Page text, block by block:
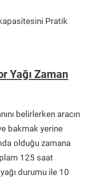
Pratik
Yağı Zaman
belirlerken aracın
bakmak yerine
olduğu zamana
125 saat
durumu ile 10